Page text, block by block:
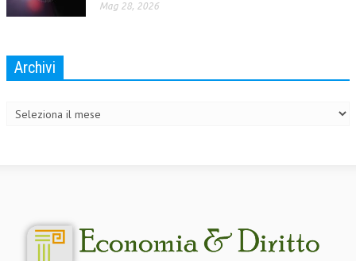
HUMAN RESOURCES
RISORSE UMANE
SVILUPPO SOSTENIBILE
Mag 28, 2026
Archivi